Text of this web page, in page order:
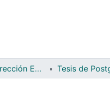
Maestría en Dirección Empresarial Tesis de